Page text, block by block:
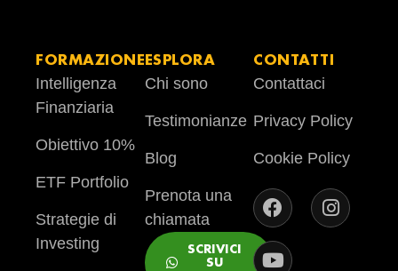
FORMAZIONE
Intelligenza
Finanziaria
Obiettivo 10%
ETF Portfolio
Strategie di
Investing
ESPLORA
Chi sono
Testimonianze
Blog
Prenota una
chiamata
SCRIVICI
SU
CONTATTI
Contattaci
Privacy Policy
Cookie Policy